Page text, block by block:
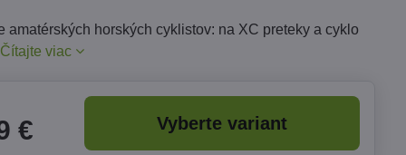
amatérských horských cyklistov: na XC preteky a cyklo
Čítajte viac
€ Vyberte variant